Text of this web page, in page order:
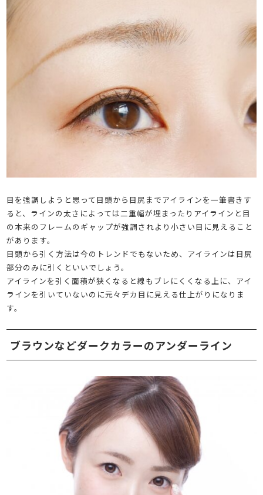
目を強調しようと思って目頭から目尻までアイラインを一筆書きす
ると、ラインの太さによっては二重幅が埋まったりアイラインと目
の本来のフレームのギャップが強調されより小さい目に見えること
があります。
目頭から引く方法は今のトレンドでもないため、アイラインは目尻
部分のみに引くといいでしょう。
アイラインを引く面積が狭くなると線もブレにくくなる上に、アイ
ラインを引いていないのに元々デカ目に見える仕上がりになりま
す。
ブラウンなどダークカラーのアンダーライン